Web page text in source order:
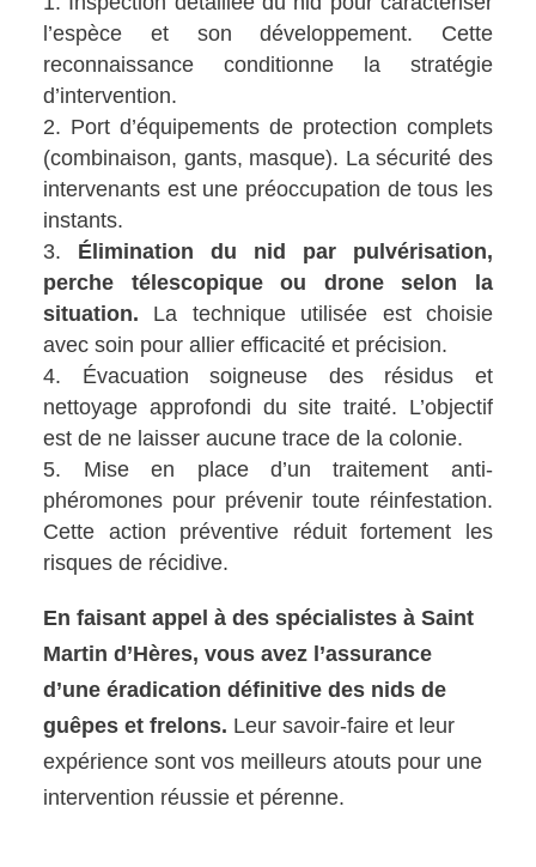
l’espèce et son développement. Cette
reconnaissance conditionne la stratégie
d’intervention.
Port d’équipements de protection complets
(combinaison, gants, masque). La sécurité des
intervenants est une préoccupation de tous les
instants.
Élimination du nid par pulvérisation,
perche télescopique ou drone selon la
situation. La technique utilisée est choisie
avec soin pour allier efficacité et précision.
Évacuation soigneuse des résidus et
nettoyage approfondi du site traité. L’objectif
est de ne laisser aucune trace de la colonie.
Mise en place d’un traitement anti-
phéromones pour prévenir toute réinfestation.
Cette action préventive réduit fortement les
risques de récidive.
En faisant appel à des spécialistes à Saint
Martin d’Hères, vous avez l’assurance
d’une éradication définitive des nids de
guêpes et frelons. Leur savoir-faire et leur
expérience sont vos meilleurs atouts pour une
intervention réussie et pérenne.